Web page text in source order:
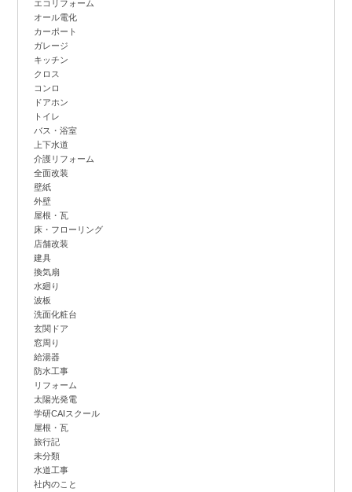
エコリフォーム
オール電化
カーポート
ガレージ
キッチン
クロス
コンロ
ドアホン
トイレ
バス・浴室
上下水道
介護リフォーム
全面改装
壁紙
外壁
屋根・瓦
床・フローリング
店舗改装
建具
換気扇
水廻り
波板
洗面化粧台
玄関ドア
窓周り
給湯器
防水工事
リフォーム
太陽光発電
学研CAIスクール
屋根・瓦
旅行記
未分類
水道工事
社内のこと